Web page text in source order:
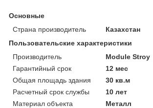
Основные
Страна производитель
Казахстан
Пользовательские характеристики
Производитель
Module Stroy
Гарантийный срок
12 мес
Общая площадь здания
30 кв.м
Расчетный срок службы
10 лет
Материал объекта
Металл